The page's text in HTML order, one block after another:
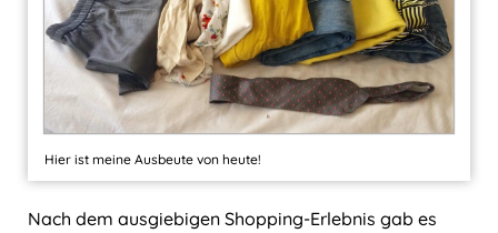
Hier ist meine Ausbeute von heute!
Nach dem ausgiebigen Shopping-Erlebnis gab es